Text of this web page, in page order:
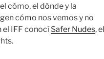
cómo, el dónde y la
cómo nos vemos y no
el IFF conocí Safer Nudes, el